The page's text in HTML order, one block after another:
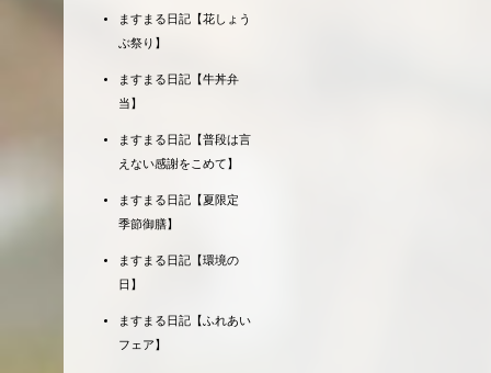
ますまる日記【花しょう
ぶ祭り】
ますまる日記【牛丼弁
当】
ますまる日記【普段は言
えない感謝をこめて】
ますまる日記【夏限定
季節御膳】
ますまる日記【環境の
日】
ますまる日記【ふれあい
フェア】